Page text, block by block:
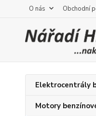
O nás Obchodní
Elektrocentrály
Motory